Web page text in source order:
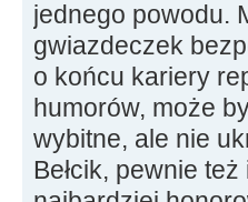
jednego powodu.
gwiazdeczek
o końcu kariery
humorów, może
wybitne, ale nie
Bełcik, pewnie